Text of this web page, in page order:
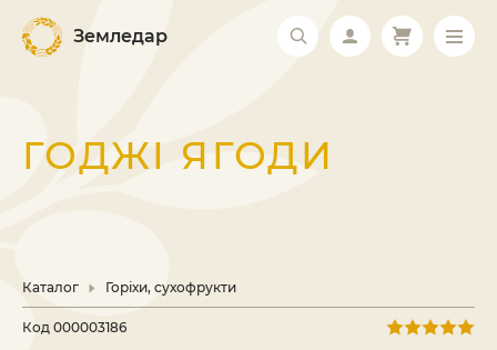
Земледар
ГОДЖІ ЯГОДИ
Каталог Горіхи, сухофрукти
Код 000003186